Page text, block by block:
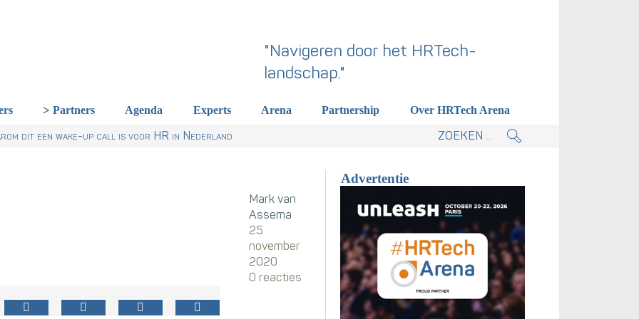
"Navigeren door het HRTech-
landschap."
Partners Agenda Experts Arena Partnership Over HRTech Arena
kabinet. Skills-gerichte arbeidsmarkt onderdeel actieplan.
nu al regelen
een gemeenschappelijke skillstaal nodig heeft
dit een wake-up call is voor HR in Nederland
Mark van
Assema
25
november
2020
0 reacties
Advertentie